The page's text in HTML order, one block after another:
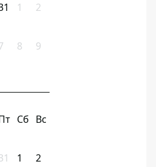
1 2
8 9
Сб Вс
1 2